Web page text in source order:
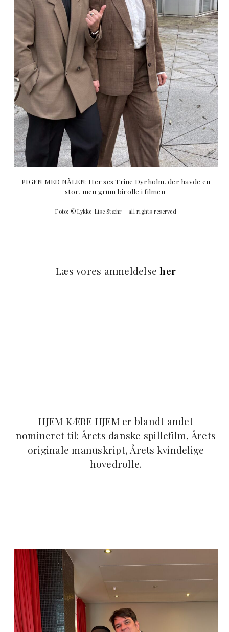
PIGEN MED NÅLEN: Her ses Trine Dyrholm, der havde en
stor, men grum birolle i filmen
Foto: © Lykke-Lise Stæhr – all rights reserved
Læs vores anmeldelseher
HJEM KÆRE HJEM er blandt andet
nomineret til: Årets danske spillefilm, Årets
originale manuskript, Årets kvindelige
hovedrolle.